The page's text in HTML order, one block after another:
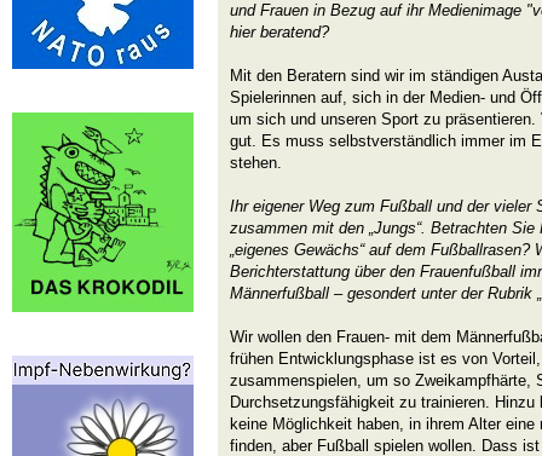
und Frauen in Bezug auf ihr Medienimage
hier beratend?
Mit den Beratern sind wir im ständigen
Spielerinnen auf, sich in der Medien- und
um sich und unseren Sport zu
gut. Es muss selbstverständlich immer im
stehen.
Ihr eigener Weg zum Fußball und der vieler
zusammen mit den „Jungs“. Betrachten
„eigenes Gewächs“ auf dem
Berichterstattung über den Frauenfußball
Männerfußball – gesondert unter der Rubrik
Wir wollen den Frauen- mit dem
frühen Entwicklungsphase ist es von
zusammenspielen, um so Zweikampfhärte,
Durchsetzungsfähigkeit zu trainieren.
keine Möglichkeit haben, in ihrem Alter
finden, aber Fußball spielen wollen. Dass